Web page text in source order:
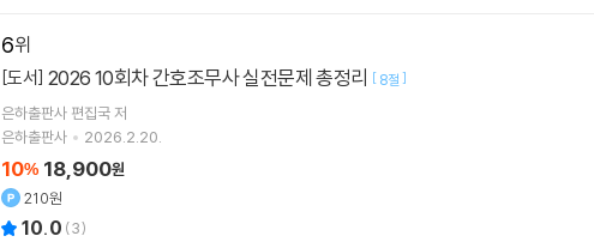
6
[도서] 2026 10회차 간호조무사 실전문제 총정리 [ 8절 ]
은하출판사 편집국 저
은하출판사
2026.2.20.
10% 18,900원
210원
10.0 (3)